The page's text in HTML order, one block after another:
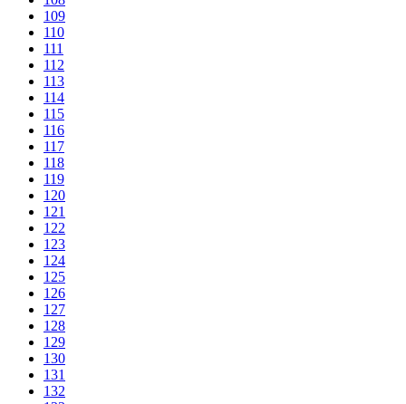
109
110
111
112
113
114
115
116
117
118
119
120
121
122
123
124
125
126
127
128
129
130
131
132